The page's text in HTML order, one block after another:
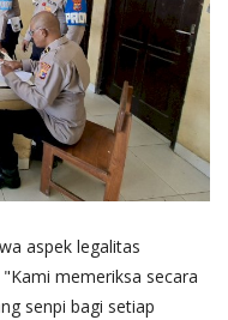
aspek legalitas
memeriksa secara
senpi bagi setiap